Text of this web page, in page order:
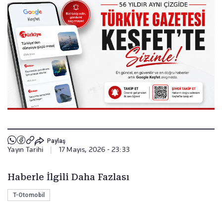
Paylaş
Yayın Tarihi 17 Mayıs, 2026 - 23:33
Haberle İlgili Daha Fazlası
T-Otomobil